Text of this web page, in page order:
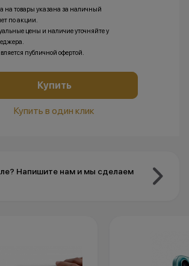
на товары указана за наличный
по акции.
цены и наличие уточняйте у
публичной офертой.
Купить
Купить в один клик
Напишите нам и мы сделаем